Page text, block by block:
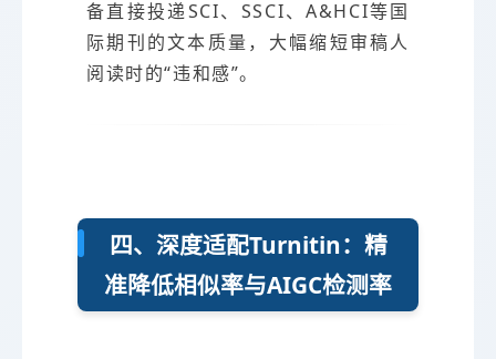
备直接投递SCI、SSCI、A&HCI等国
际期刊的文本质量，大幅缩短审稿人
阅读时的“违和感”。
四、深度适配Turnitin：精
准降低相似率与AIGC检测率